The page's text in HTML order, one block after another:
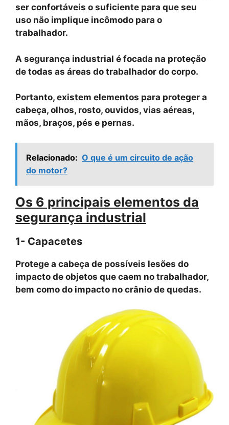
ser confortáveis ​​o suficiente para que seu
uso não implique incômodo para o
trabalhador.
A segurança industrial é focada na proteção
de todas as áreas do trabalhador do corpo.
Portanto, existem elementos para proteger a
cabeça, olhos, rosto, ouvidos, vias aéreas,
mãos, braços, pés e pernas.
Relacionado: O que é um circuito de ação
do motor?
Os 6 principais elementos da
segurança industrial
1- Capacetes
Protege a cabeça de possíveis lesões do
impacto de objetos que caem no trabalhador,
bem como do impacto no crânio de quedas.